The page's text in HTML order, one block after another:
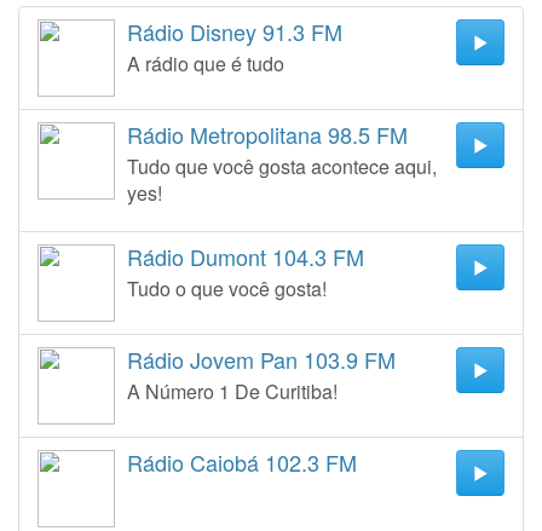
Rádio Disney 91.3 FM
A rádio que é tudo
Rádio Metropolitana 98.5 FM
Tudo que você gosta acontece aqui,
yes!
Rádio Dumont 104.3 FM
Tudo o que você gosta!
Rádio Jovem Pan 103.9 FM
A Número 1 De Curitiba!
Rádio Caiobá 102.3 FM